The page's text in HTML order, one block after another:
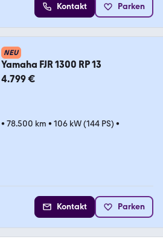
Kontakt Parken
NEU
Yamaha FJR 1300 RP 13
4.799 €
• 78.500 km • 106 kW (144 PS) •
Kontakt Parken